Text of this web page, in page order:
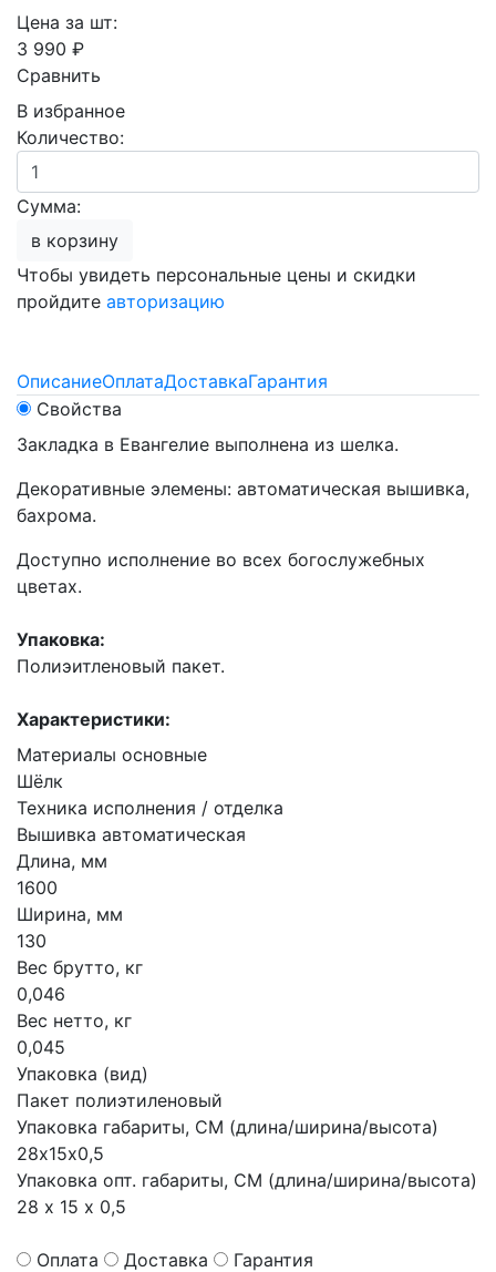
Цена за шт:
3 990 ₽
Сравнить
В избранное
Количество:
Сумма:
в корзину
Чтобы увидеть персональные цены и скидки
пройдите авторизацию
ОписаниеОплатаДоставкаГарантия
Свойства
Закладка в Евангелие выполнена из шелка.
Декоративные элемены: автоматическая вышивка,
бахрома.
Доступно исполнение во всех богослужебных
цветах.
Упаковка:
Полиэитленовый пакет.
Характеристики:
Материалы основные
Шёлк
Техника исполнения / отделка
Вышивка автоматическая
Длина, мм
1600
Ширина, мм
130
Вес брутто, кг
0,046
Вес нетто, кг
0,045
Упаковка (вид)
Пакет полиэтиленовый
Упаковка габариты, СМ (длина/ширина/высота)
28х15х0,5
Упаковка опт. габариты, СМ (длина/ширина/высота)
28 х 15 х 0,5
Оплата Доставка Гарантия